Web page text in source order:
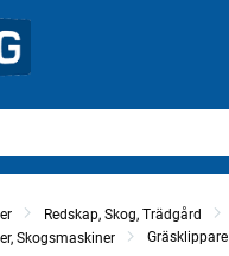
Redskap, Skog, Trädgård
Skogsmaskiner
Gräsklippare